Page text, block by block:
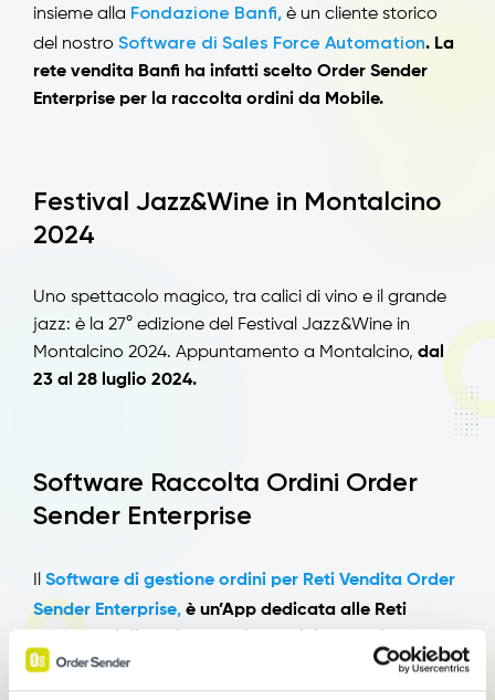
insieme alla Fondazione Banfi, è un cliente storico
del nostro Software di Sales Force Automation. La
rete vendita Banfi ha infatti scelto Order Sender
Enterprise per la raccolta ordini da Mobile.
Festival Jazz&Wine in Montalcino
2024
Uno spettacolo magico, tra calici di vino e il grande
jazz: è la 27° edizione del Festival Jazz&Wine in
Montalcino 2024. Appuntamento a Montalcino, dal
23 al 28 luglio 2024.
Software Raccolta Ordini Order
Sender Enterprise
Software di gestione ordini per Reti Vendita Order
Sender Enterprise, è un’App dedicata alle Reti
soluzionepotente e personalizzabile:
automatizza
l’acquisizione di ordini da mobile, potenzia la